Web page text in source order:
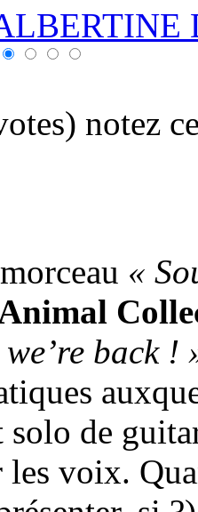
notez
«
Animal
we’re back !
solo de
les voix.